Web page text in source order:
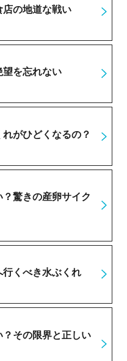
店の地道な戦い
望を忘れない
がひどくなるの？
驚きの産卵サイク
くべき水ぶくれ
その限界と正しい